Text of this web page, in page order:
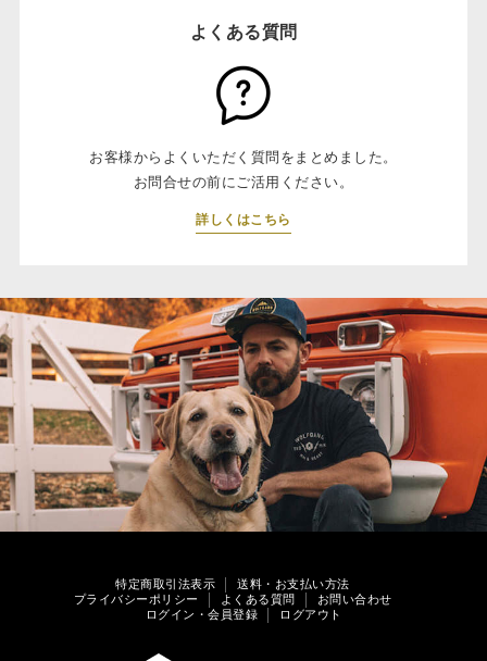
よくある質問
お客様からよくいただく質問をまとめました。
お問合せの前にご活用ください。
詳しくはこちら
特定商取引法表示
送料・お支払い方法
プライバシーポリシー
よくある質問
お問い合わせ
ログイン・会員登録
ログアウト